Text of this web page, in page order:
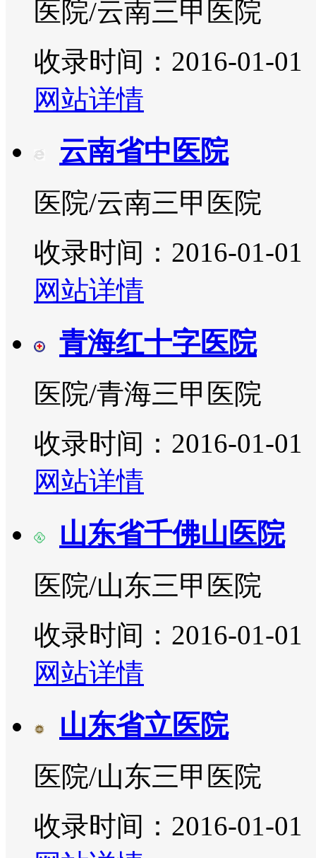
医院/云南三甲医院
收录时间：2016-01-01
网站详情
云南省中医院
医院/云南三甲医院
收录时间：2016-01-01
网站详情
青海红十字医院
医院/青海三甲医院
收录时间：2016-01-01
网站详情
山东省千佛山医院
医院/山东三甲医院
收录时间：2016-01-01
网站详情
山东省立医院
医院/山东三甲医院
收录时间：2016-01-01